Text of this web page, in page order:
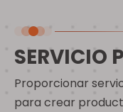
SERVICIO
Proporcionar
para crear